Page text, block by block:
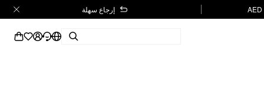
إرجاع سهلة